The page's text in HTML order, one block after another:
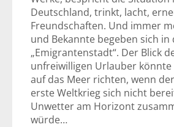
Deutschland, trinkt, lacht,
Freundschaften. Und immer
und Bekannte begeben sich in
„Emigrantenstadt“. Der Blick
unfreiwilligen Urlauber
auf das Meer richten, wenn
erste Weltkrieg sich nicht
Unwetter am Horizont
würde…